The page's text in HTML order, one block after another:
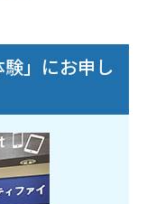
」にお申し